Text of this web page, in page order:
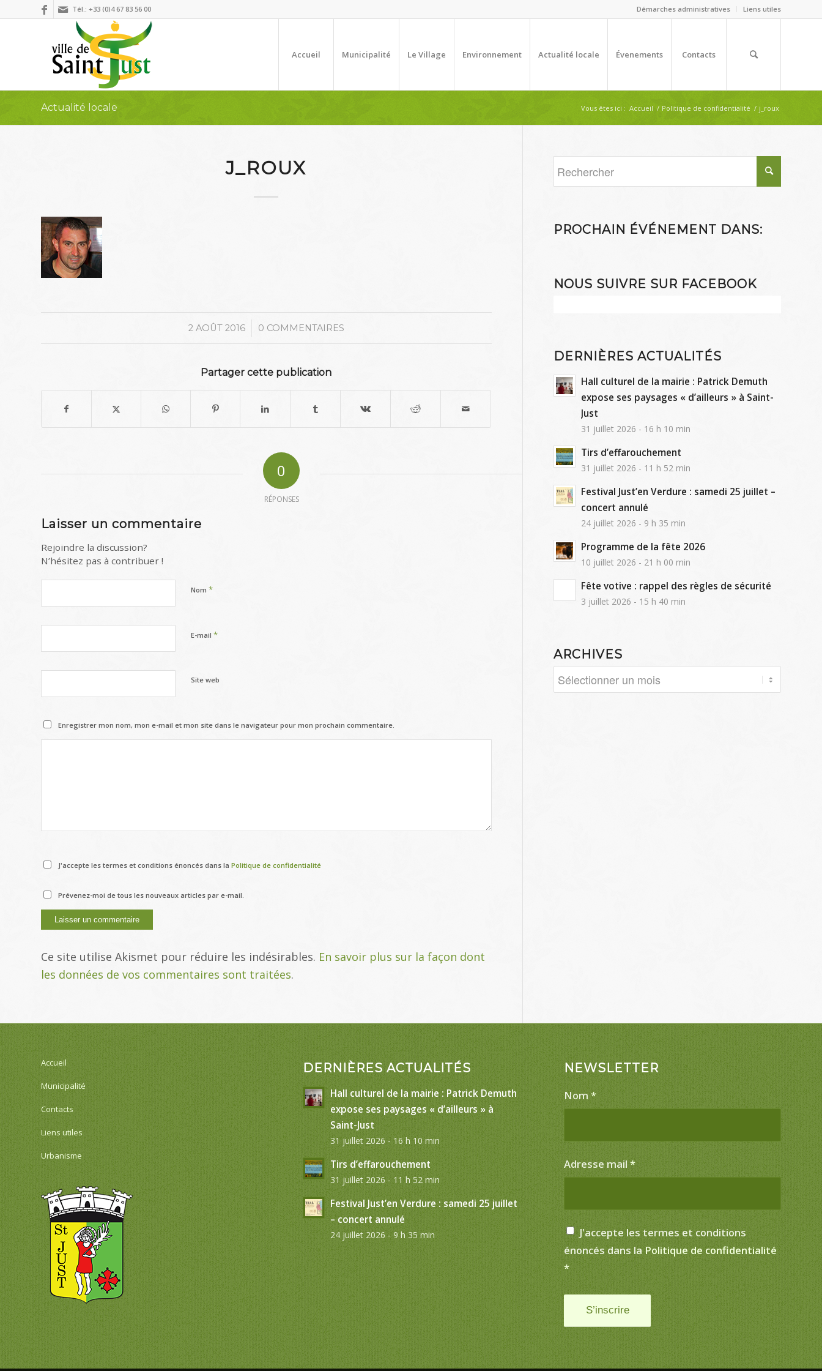
Démarches administratives Liens utiles
Tél.: +33 (0)4 67 83 56 00
Accueil Municipalité Le Village Environnement Actualité locale Évenements Contacts
Actualité locale Vous êtes ici : Accueil / Politique de confidentialité / j_roux
J_ROUX
2 AOÛT 2016
/ 0 COMMENTAIRES
Partager cette publication
0
RÉPONSES
Laisser un commentaire
Rejoindre la discussion?
N’hésitez pas à contribuer !
Nom *
E-mail *
Site web
Enregistrer mon nom, mon e-mail et mon site dans le navigateur pour mon prochain commentaire.
J'accepte les termes et conditions énoncés dans la Politique de confidentialité
Prévenez-moi de tous les nouveaux articles par e-mail.
Ce site utilise Akismet pour réduire les indésirables. En savoir plus sur la façon dont
les données de vos commentaires sont traitées.
PROCHAIN ÉVÉNEMENT DANS:
NOUS SUIVRE SUR FACEBOOK
DERNIÈRES ACTUALITÉS
Hall culturel de la mairie : Patrick Demuth
expose ses paysages « d’ailleurs » à Saint-
Just
31 juillet 2026 - 16 h 10 min
Tirs d’effarouchement
31 juillet 2026 - 11 h 52 min
Festival Just’en Verdure : samedi 25 juillet –
concert annulé
24 juillet 2026 - 9 h 35 min
Programme de la fête 2026
10 juillet 2026 - 21 h 00 min
Fête votive : rappel des règles de sécurité
3 juillet 2026 - 15 h 40 min
ARCHIVES
Accueil
Municipalité
Contacts
Liens utiles
Urbanisme
DERNIÈRES ACTUALITÉS
Hall culturel de la mairie : Patrick Demuth
expose ses paysages « d’ailleurs » à
Saint-Just
31 juillet 2026 - 16 h 10 min
Tirs d’effarouchement
31 juillet 2026 - 11 h 52 min
Festival Just’en Verdure : samedi 25 juillet
– concert annulé
24 juillet 2026 - 9 h 35 min
NEWSLETTER
Nom*
Adresse mail*
J'accepte les termes et conditions
énoncés dans la Politique de confidentialité
*